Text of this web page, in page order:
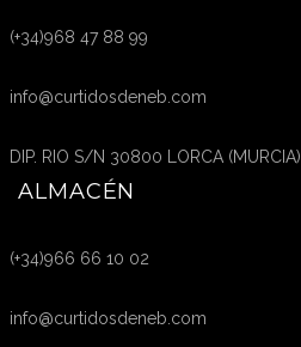
(+34)968 47 88 99
info@curtidosdeneb.com
DIP. RIO S/N 30800 LORCA (MURCIA)
ALMACÉN
(+34)966 66 10 02
info@curtidosdeneb.com